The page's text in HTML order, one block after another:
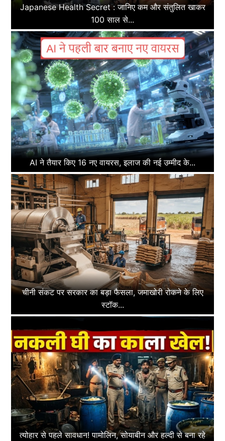
Japanese Health Secret : जानिए कम और संतुलित खाकर
100 साल से...
AI ने तैयार किए 16 नए वायरस, इलाज की नई उम्मीद के...
चीनी संकट पर सरकार का बड़ा फैसला, जमाखोरी रोकने के लिए
स्टॉक...
त्योहार से पहले सावधान! पामोलिन, सोयाबीन और हल्दी से बना रहे